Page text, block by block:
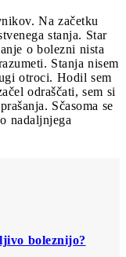
Na začetku
stanja. Star
o bolezni nista
Stanja nisem
otroci. Hodil sem
odraščati, sem si
Sčasoma se
nadaljnjega
boleznijo?